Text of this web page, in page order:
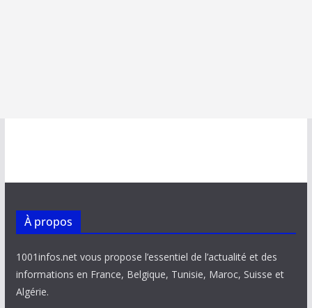
À propos
1001infos.net vous propose l’essentiel de l’actualité et des
informations en France, Belgique, Tunisie, Maroc, Suisse et
Algérie.